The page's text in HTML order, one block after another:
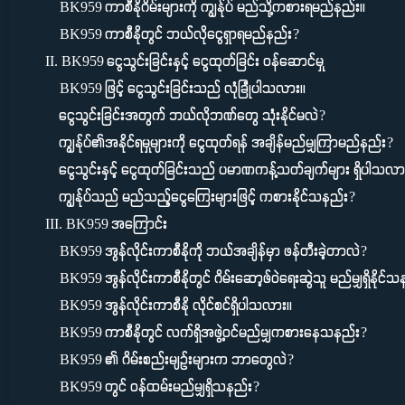
BK959 ကာစီနိုဂိမ်းများကို ကျွန်ုပ် မည်သို့ကစားရမည်နည်း။
BK959 ကာစီနိုတွင် ဘယ်လိုငွေရှာရမည်နည်း?
II. BK959 ငွေသွင်းခြင်းနှင့် ငွေထုတ်ခြင်း ဝန်ဆောင်မှု
BK959 ဖြင့် ငွေသွင်းခြင်းသည် လုံခြုံပါသလား။
ငွေသွင်းခြင်းအတွက် ဘယ်လိုဘဏ်တွေ သုံးနိုင်မလဲ?
ကျွန်ုပ်၏အနိုင်ရမှုများကို ငွေထုတ်ရန် အချိန်မည်မျှကြာမည်နည်း?
ငွေသွင်းနှင့် ငွေထုတ်ခြင်းသည် ပမာဏကန့်သတ်ချက်များ ရှိပါသလာ
ကျွန်ုပ်သည် မည်သည့်ငွေကြေးများဖြင့် ကစားနိုင်သနည်း?
III. BK959 အကြောင်း
BK959 အွန်လိုင်းကာစီနိုကို ဘယ်အချိန်မှာ ဖန်တီးခဲ့တာလဲ?
BK959 အွန်လိုင်းကာစီနိုတွင် ဂိမ်းဆော့ဖ်ဝဲရေးဆွဲသူ မည်မျှရှိနိုင်သ
BK959 အွန်လိုင်းကာစီနို လိုင်စင်ရှိပါသလား။
BK959 ကာစီနိုတွင် လက်ရှိအဖွဲ့ဝင်မည်မျှကစားနေသနည်း?
BK959 ၏ ဂိမ်းစည်းမျဉ်းများက ဘာတွေလဲ?
BK959 တွင် ဝန်ထမ်းမည်မျှရှိသနည်း?